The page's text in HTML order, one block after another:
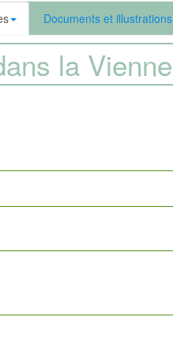
Documents et illustrations
la Vienne